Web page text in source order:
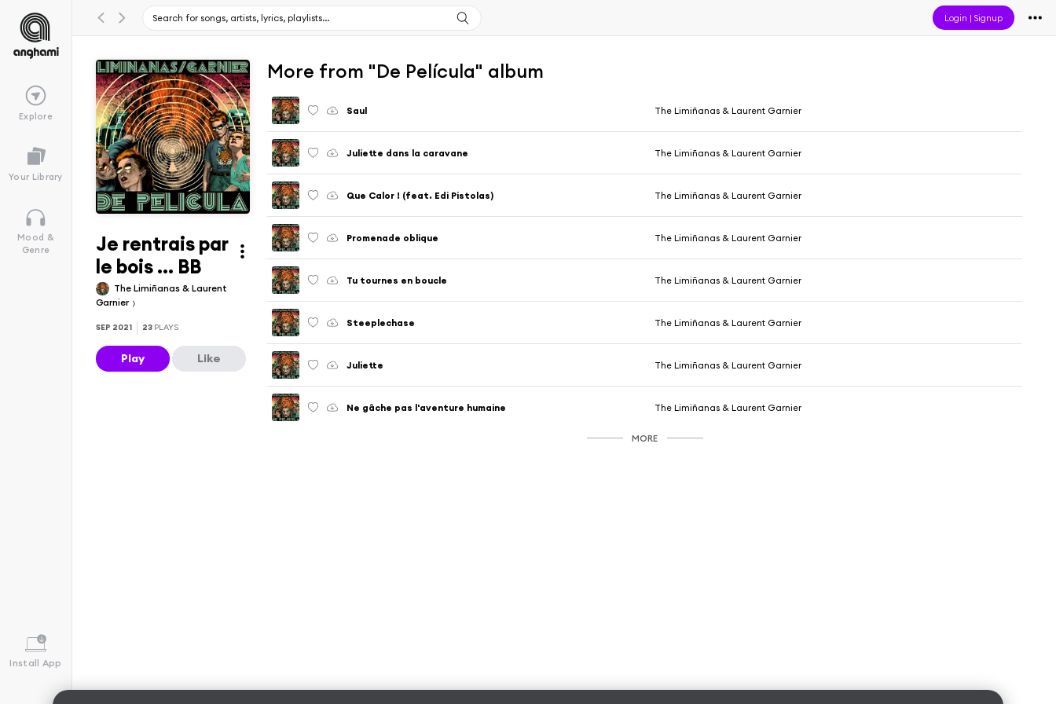
Login |Signup
Explore
Your Library
Mood &
Genre
Install App
Je rentrais par
le bois ... BB
The Limiñanas & Laurent
Garnier
SEP 2021 23 PLAYS
Play Like
More from "De Película" album
Saul The Limiñanas & Laurent Garnier
Juliette dans la caravane The Limiñanas & Laurent Garnier
Que Calor ! (feat. Edi Pistolas) The Limiñanas & Laurent Garnier
Promenade oblique The Limiñanas & Laurent Garnier
Tu tournes en boucle The Limiñanas & Laurent Garnier
Steeplechase The Limiñanas & Laurent Garnier
Juliette The Limiñanas & Laurent Garnier
Ne gâche pas l'aventure humaine The Limiñanas & Laurent Garnier
MORE